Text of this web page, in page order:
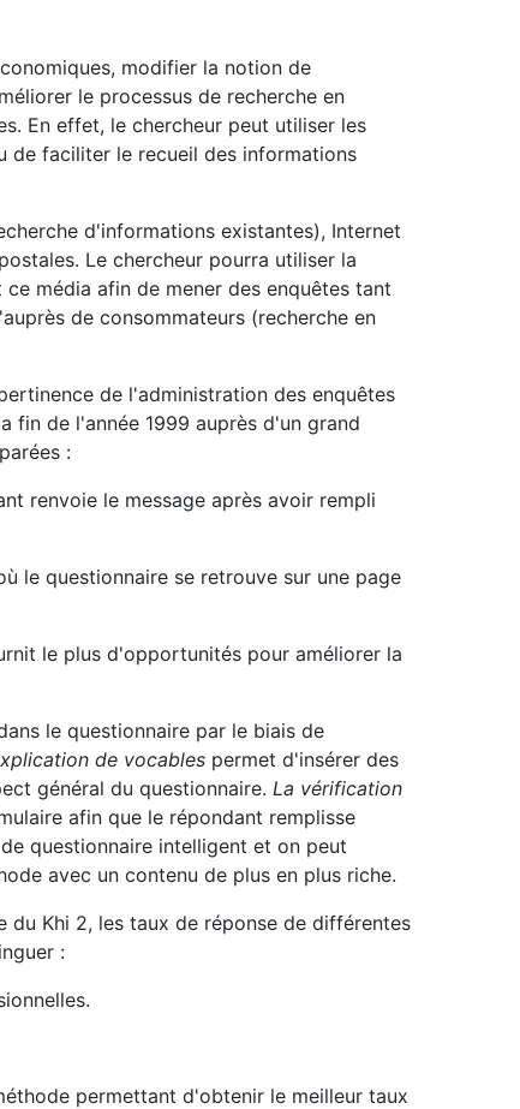
modifier la notion de
le processus de recherche en
En effet, le chercheur peut utiliser les
de faciliter le recueil des informations
d'informations existantes), Internet
Le chercheur pourra utiliser la
média afin de mener des enquêtes tant
de consommateurs (recherche en
de l'administration des enquêtes
fin de l'année 1999 auprès d'un grand
:
renvoie le message après avoir rempli
le questionnaire se retrouve sur une page
le plus d'opportunités pour améliorer la
le questionnaire par le biais de
de vocables permet d'insérer des
général du questionnaire. La vérification
afin que le répondant remplisse
questionnaire intelligent et on peut
avec un contenu de plus en plus riche.
du Khi 2, les taux de réponse de différentes
:
permettant d'obtenir le meilleur taux